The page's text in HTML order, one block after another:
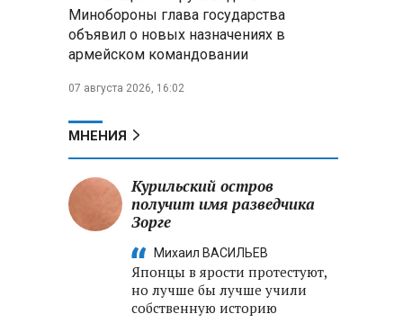
уничтожил эшелон с техникой
ВСУ в Днепропетровской
области
Главы правительств ЕАЭС
e‑торговле, биржевому рынку и
Александр Лукашенко:
Хотите «собирать сливки» в
городах — отвечайте и за
Минобороны глава государства
объявил о новых назначениях в
армейском командовании
07 августа 2026, 16:02
МНЕНИЯ
Курильский остров
получит имя разведчика
Зорге
Михаил ВАСИЛЬЕВ
Японцы в ярости протестуют,
но лучше бы лучше учили
собственную историю